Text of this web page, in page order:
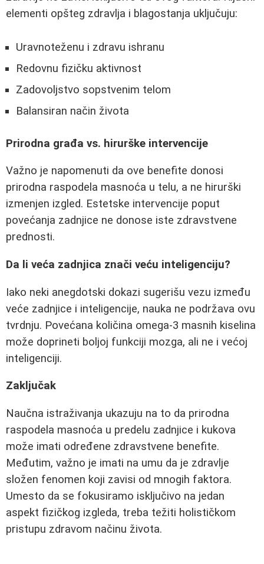
elementi opšteg zdravlja i blagostanja uključuju:
Uravnoteženu i zdravu ishranu
Redovnu fizičku aktivnost
Zadovoljstvo sopstvenim telom
Balansiran način života
Prirodna građa vs. hirurške intervencije
Važno je napomenuti da ove benefite donosi
prirodna raspodela masnoća u telu, a ne hirurški
izmenjen izgled. Estetske intervencije poput
povećanja zadnjice ne donose iste zdravstvene
prednosti.
Da li veća zadnjica znači veću inteligenciju?
Iako neki anegdotski dokazi sugerišu vezu između
veće zadnjice i inteligencije, nauka ne podržava ovu
tvrdnju. Povećana količina omega-3 masnih kiselina
može doprineti boljoj funkciji mozga, ali ne i većoj
inteligenciji.
Zaključak
Naučna istraživanja ukazuju na to da prirodna
raspodela masnoća u predelu zadnjice i kukova
može imati određene zdravstvene benefite.
Međutim, važno je imati na umu da je zdravlje
složen fenomen koji zavisi od mnogih faktora.
Umesto da se fokusiramo isključivo na jedan
aspekt fizičkog izgleda, treba težiti holističkom
pristupu zdravom načinu života.